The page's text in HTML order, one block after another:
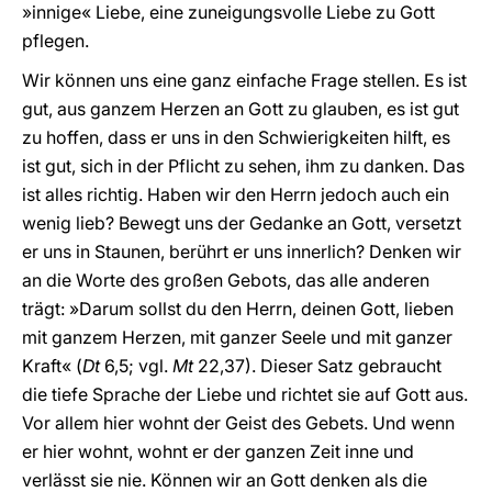
»innige« Liebe, eine zuneigungsvolle Liebe zu Gott
pflegen.
Wir können uns eine ganz einfache Frage stellen. Es ist
gut, aus ganzem Herzen an Gott zu glauben, es ist gut
zu hoffen, dass er uns in den Schwierigkeiten hilft, es
ist gut, sich in der Pflicht zu sehen, ihm zu danken. Das
ist alles richtig. Haben wir den Herrn jedoch auch ein
wenig lieb? Bewegt uns der Gedanke an Gott, versetzt
er uns in Staunen, berührt er uns innerlich? Denken wir
an die Worte des großen Gebots, das alle anderen
trägt: »Darum sollst du den Herrn, deinen Gott, lieben
mit ganzem Herzen, mit ganzer Seele und mit ganzer
Kraft« (Dt 6,5; vgl. Mt22,37). Dieser Satz gebraucht
die tiefe Sprache der Liebe und richtet sie auf Gott aus.
Vor allem hier wohnt der Geist des Gebets. Und wenn
er hier wohnt, wohnt er der ganzen Zeit inne und
verlässt sie nie. Können wir an Gott denken als die